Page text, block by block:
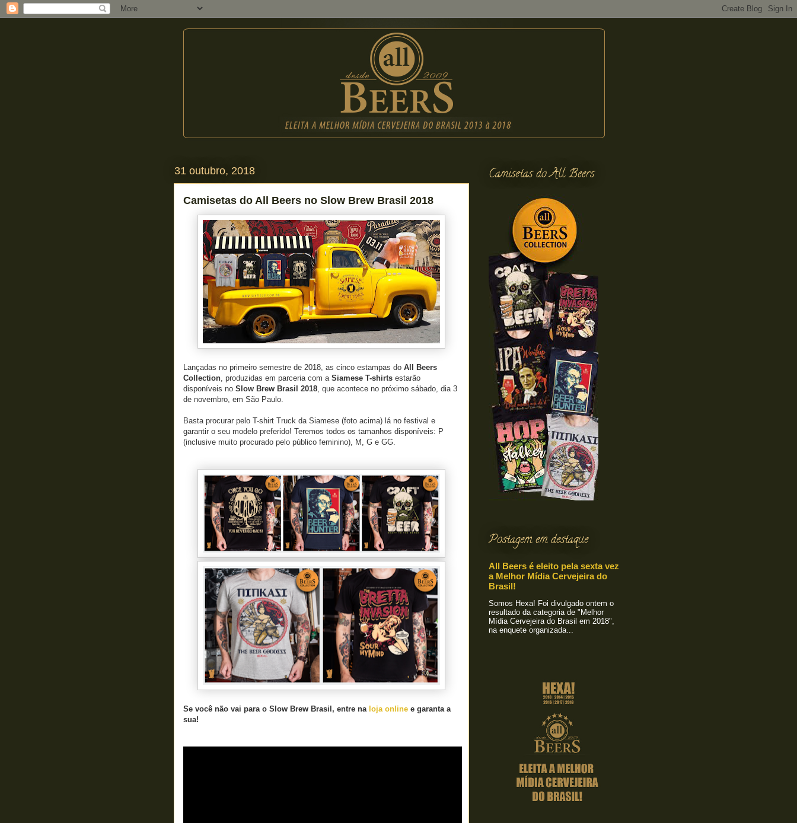
31 outubro, 2018
Camisetas do All Beers no Slow Brew Brasil 2018
Lançadas no primeiro semestre de 2018, as cinco estampas do All Beers
Collection, produzidas em parceria com a Siamese T-shirts estarão
disponíveis no Slow Brew Brasil 2018, que acontece no próximo sábado, dia 3
de novembro, em São Paulo.
Basta procurar pelo T-shirt Truck da Siamese (foto acima) lá no festival e
garantir o seu modelo preferido! Teremos todos os tamanhos disponíveis: P
(inclusive muito procurado pelo público feminino), M, G e GG.
Se você não vai para o Slow Brew Brasil, entre na loja online e garanta a
sua!
Camisetas do All Beers
Postagem em destaque
All Beers é eleito pela sexta vez
a Melhor Mídia Cervejeira do
Brasil!
Somos Hexa! Foi divulgado ontem o
resultado da categoria de "Melhor
Mídia Cervejeira do Brasil em 2018",
na enquete organizada...